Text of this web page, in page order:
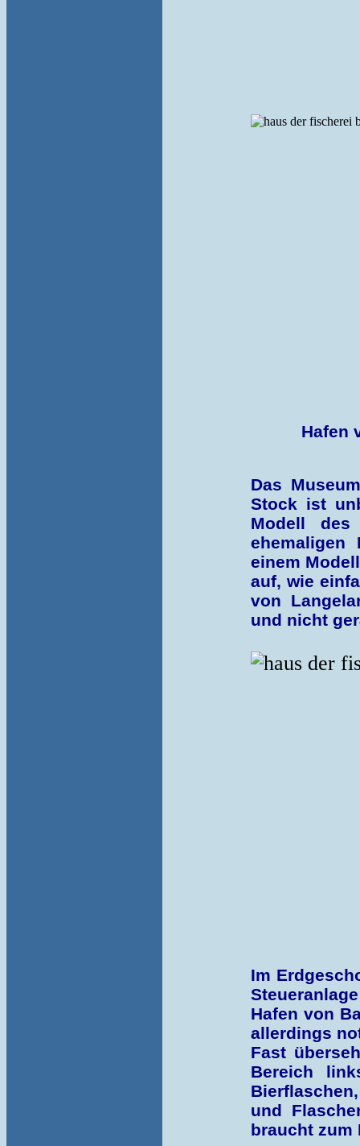
Hafen
Das
Stock ist
Modell des
ehemaligen
einem
auf, wie
von
und nicht
Im
Hafen von
allerdings
Fast
Bereich
und
braucht zum